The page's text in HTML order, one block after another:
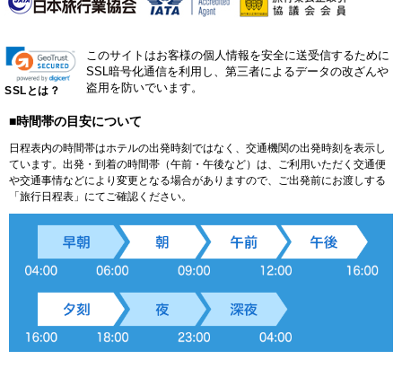
SSLとは？
このサイトはお客様の個人情報を安全に送受信するために
SSL暗号化通信を利用し、第三者によるデータの改ざんや
盗用を防いでいます。
■時間帯の目安について
日程表内の時間帯はホテルの出発時刻ではなく、交通機関の出発時刻を表示し
ています。出発・到着の時間帯（午前・午後など）は、ご利用いただく交通便
や交通事情などにより変更となる場合がありますので、ご出発前にお渡しする
「旅行日程表」にてご確認ください。